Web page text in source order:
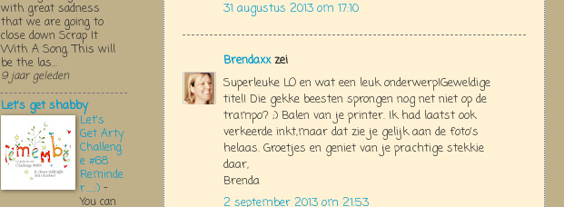
31 augustus 2013 om 17:10
Brendaxxzei
Superleuke LO en wat een leuk onderwerp!Geweldige
titel! Die gekke beesten sprongen nog net niet op de
trampo? ;) Balen van je printer. Ik had laatst ook
verkeerde inkt,maar dat zie je gelijk aan de foto's
helaas. Groetjes en geniet van je prachtige stekkie
daar,
Brenda
2 september 2013 om 21:53
with great sadness
that we are going to
close down Scrap It
With A Song. This will
be the las...
9 jaar geleden
Let's get shabby
Let's
Get Arty
Challeng
e #68
Reminde
r.....:) -
You can